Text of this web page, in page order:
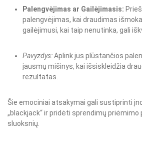
Palengvėjimas ar Gailėjimasis:
palengvėjimas, kai draudimas
gailėjimusi, kai taip nenutinka, gali
Pavyzdys:Aplink jus plūstančios
jausmų mišinys, kai išsiskleidžia
rezultatas.
Šie emociniai atsakymai gali sustiprinti
„blackjack“ ir pridėti sprendimų
sluoksnių.